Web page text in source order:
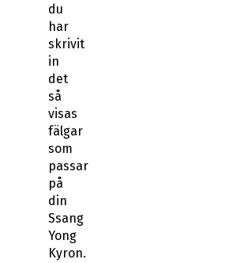
du
har
skrivit
in
det
så
visas
fälgar
som
passar
på
din
Ssang
Yong
Kyron.